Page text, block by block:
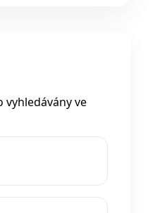
vyhledávány ve